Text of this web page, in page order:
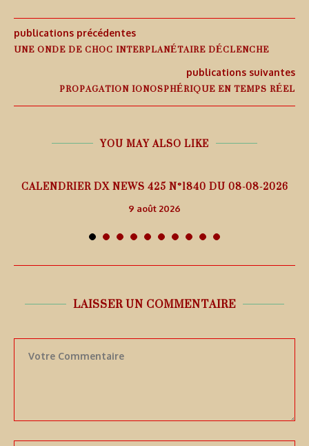
publications précédentes
UNE ONDE DE CHOC INTERPLANÉTAIRE DÉCLENCHE
publications suivantes
PROPAGATION IONOSPHÉRIQUE EN TEMPS RÉEL
YOU MAY ALSO LIKE
CALENDRIER DX NEWS 425 N°1840 DU 08-08-2026
9 août 2026
LAISSER UN COMMENTAIRE